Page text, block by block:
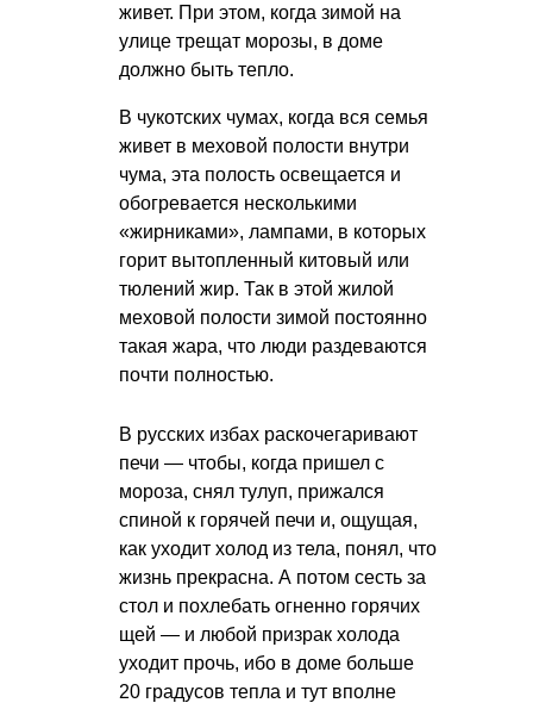
живет. При этом, когда зимой на
улице трещат морозы, в доме
должно быть тепло.
В чукотских чумах, когда вся семья
живет в меховой полости внутри
чума, эта полость освещается и
обогревается несколькими
«жирниками», лампами, в которых
горит вытопленный китовый или
тюлений жир. Так в этой жилой
меховой полости зимой постоянно
такая жара, что люди раздеваются
почти полностью.
В русских избах раскочегаривают
печи — чтобы, когда пришел с
мороза, снял тулуп, прижался
спиной к горячей печи и, ощущая,
как уходит холод из тела, понял, что
жизнь прекрасна. А потом сесть за
стол и похлебать огненно горячих
щей — и любой призрак холода
уходит прочь, ибо в доме больше
20 градусов тепла и тут вполне